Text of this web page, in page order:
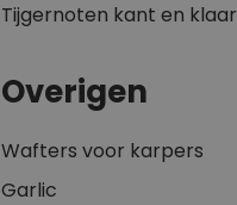
Tijgernoten kant en klaar
Overigen
Wafters voor karpers
Garlic